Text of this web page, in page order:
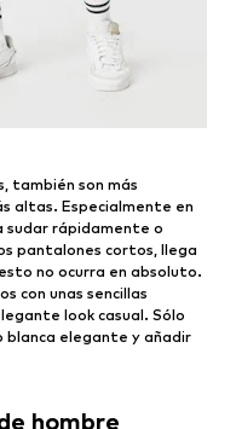
también son más
altas. Especialmente en
sudar rápidamente o
pantalones cortos, llega
no ocurra en absoluto.
con unas sencillas
look casual. Sólo
blanca elegante y añadir
hombre